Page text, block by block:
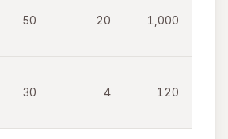
50 20 1,000
30 4 120